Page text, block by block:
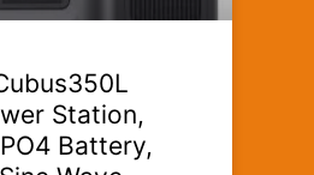
Station,
Battery,